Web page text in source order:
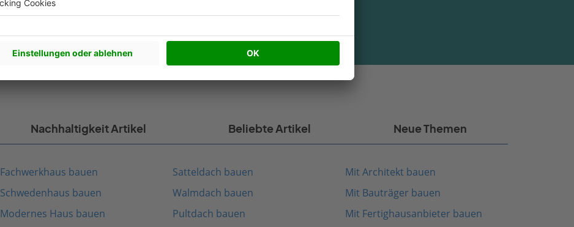
Nachhaltigkeit Artikel Beliebte Artikel Neue Themen
Fachwerkhaus bauen
Schwedenhaus bauen
Modernes Haus bauen
Satteldach bauen
Walmdach bauen
Pultdach bauen
Mit Architekt bauen
Mit Bauträger bauen
Mit Fertighausanbieter bauen